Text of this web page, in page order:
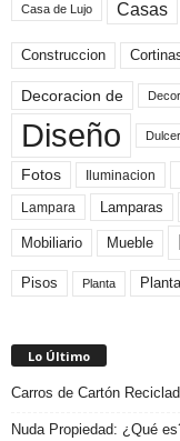
Casa de Lujo Casas
Construccion
Decoracion de
Diseño
Fotos Iluminacion
Lampara Lamparas
Mobiliario Mueble
Pisos Planta
Lo Último
Carros de Cartón
Nuda Propiedad: ¿Qué